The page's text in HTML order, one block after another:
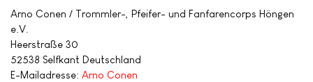
Arno Conen / Trommler-, Pfeifer- und Fanfarencorps Höngen
e.V.
Heerstraße 30
52538 Selfkant Deutschland
E-Mailadresse: Arno Conen